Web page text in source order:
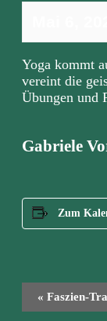
Yoga kommt
vereint die
Übungen und
Gabriele
Zum
Navigation
« Faszien-